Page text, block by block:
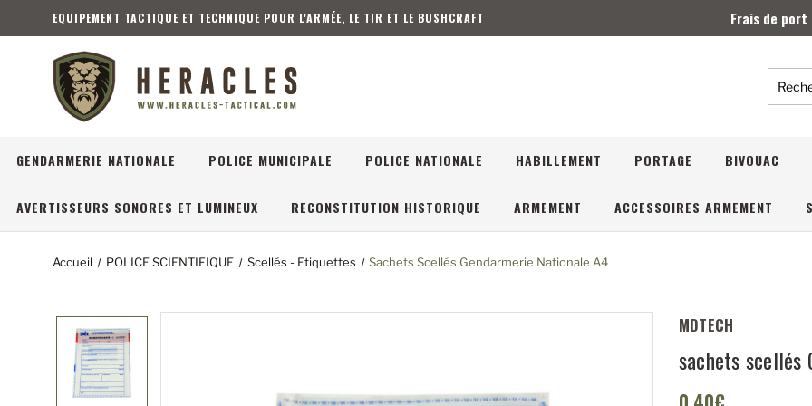
EQUIPEMENT TACTIQUE ET TECHNIQUE POUR L'ARMÉE, LE TIR ET LE BUSHCRAFT Frais de
GENDARMERIE NATIONALE POLICE MUNICIPALE POLICE NATIONALE HABILLEMENT PORTAGE BIVOUAC
AVERTISSEURS SONORES ET LUMINEUX RECONSTITUTION HISTORIQUE ARMEMENT ACCESSOIRES ARMEMENT
Accueil POLICE SCIENTIFIQUE Scellés - Etiquettes Sachets Scellés Gendarmerie Nationale A4
MDTECH
sachets scellés